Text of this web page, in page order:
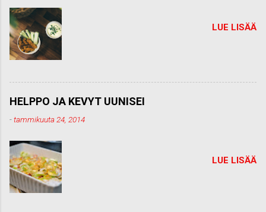
LUE LISÄÄ
HELPPO JA KEVYT UUNISEI
-tammikuuta 24, 2014
LUE LISÄÄ